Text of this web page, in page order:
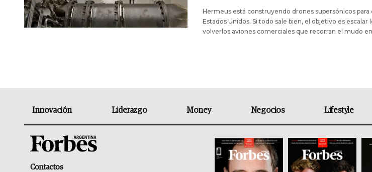
Hermeus está construyendo drones supersónicos
Estados Unidos. Si todo sale bien, el objetivo es escalar
volverlos aviones comerciales que recorran el mudo
Innovación Liderazgo Money Negocios Lifestyle
Contactos